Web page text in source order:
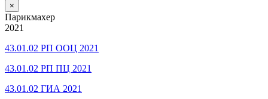
×
Парикмахер
2021
43.01.02 РП ООЦ 2021
43.01.02 РП ПЦ 2021
43.01.02 ГИА 2021